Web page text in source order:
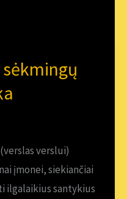
verslui)
įmonei, siekiančiai
ilgalaikius santykius